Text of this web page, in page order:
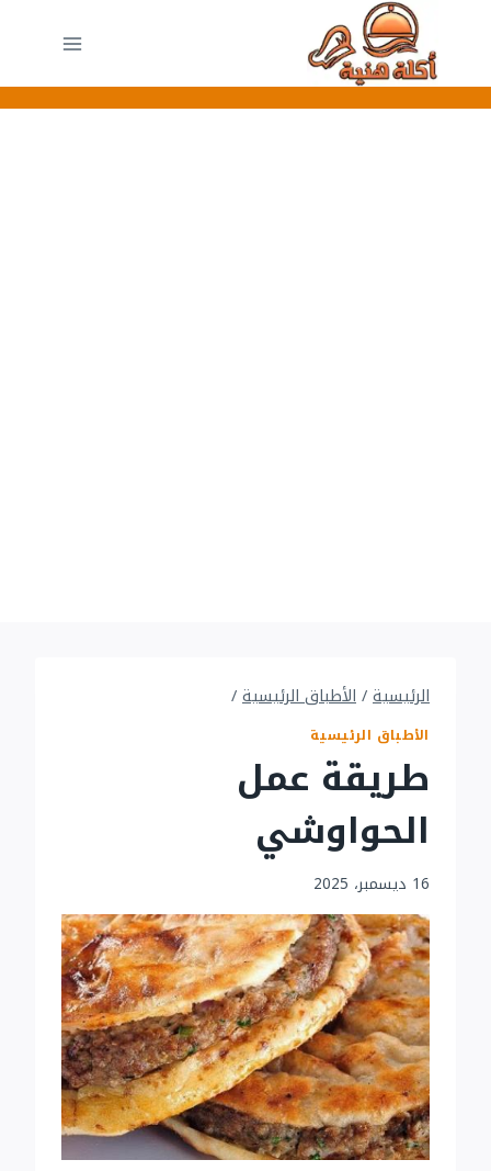
المحتوى
الرئيسية/الأطباق الرئيسية/
الأطباق الرئيسية
طريقة عمل
الحواوشي
16 ديسمبر، 2025